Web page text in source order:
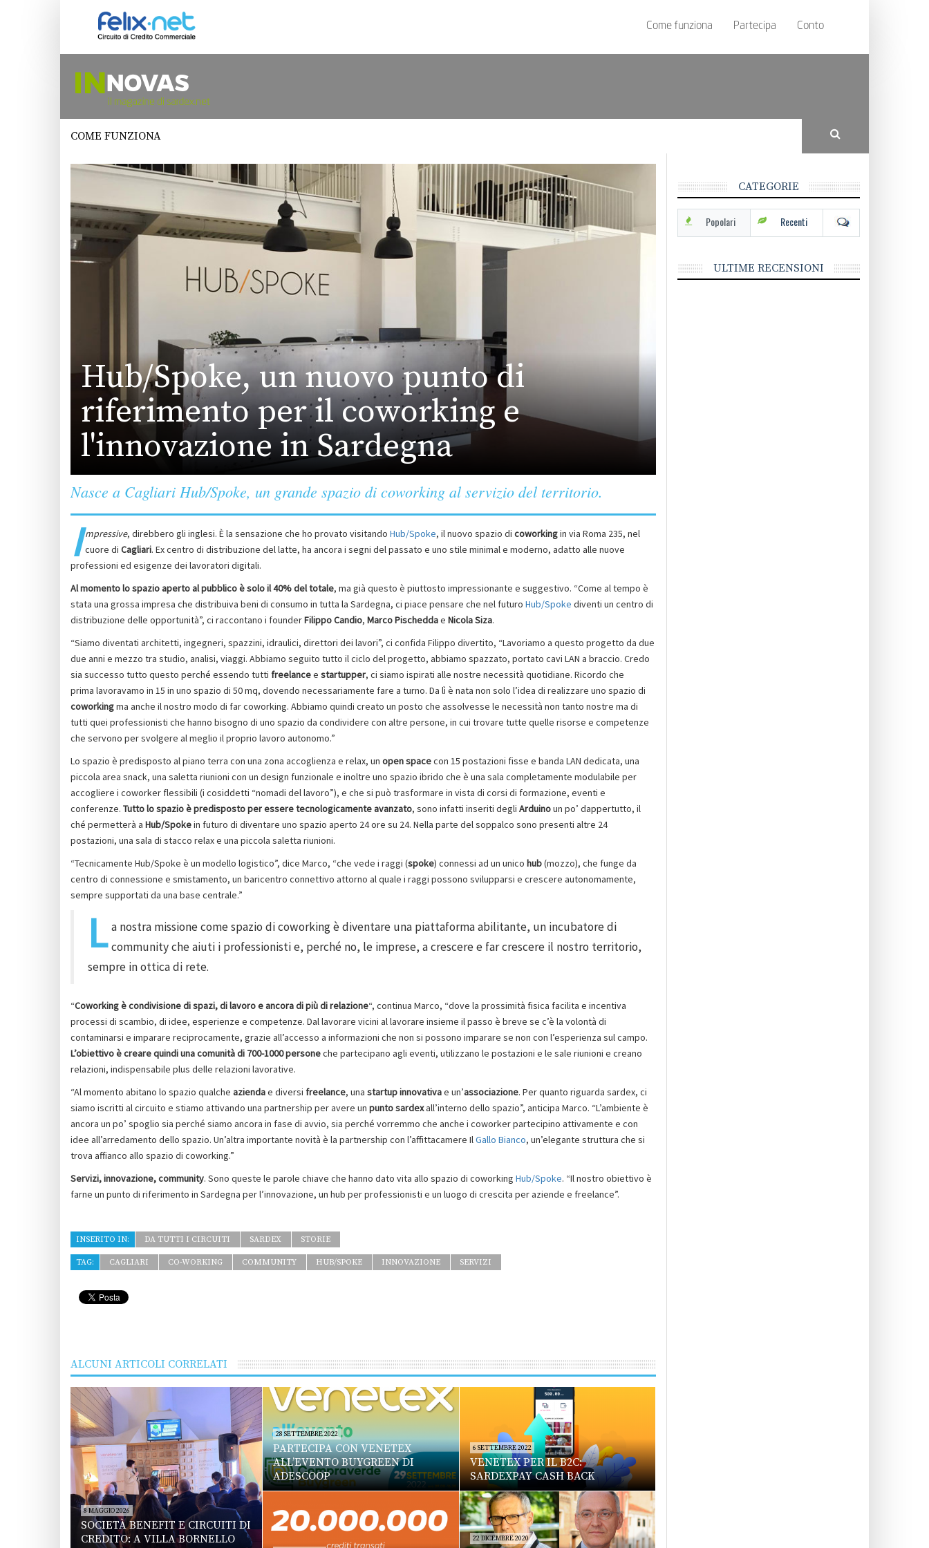
Come funziona Partecipa Conto
COME FUNZIONA
Hub/Spoke, un nuovo punto di
riferimento per il coworking e
l'innovazione in Sardegna
Nasce a Cagliari Hub/Spoke, un grande spazio di coworking al servizio del territorio.
I mpressive, direbbero gli inglesi. È la sensazione che ho provato visitando Hub/Spoke, il nuovo spazio di coworkingin via Roma 235, nel
cuore di Cagliari. Ex centro di distribuzione del latte, ha ancora i segni del passato e uno stile minimal e moderno, adatto alle nuove
professioni ed esigenze dei lavoratori digitali.
Al momento lo spazio aperto al pubblico è solo il 40% del totale, ma già questo è piuttosto impressionante e suggestivo. “Come al tempo è
stata una grossa impresa che distribuiva beni di consumo in tutta la Sardegna, ci piace pensare che nel futuro Hub/Spoke diventi un centro di
distribuzione delle opportunità”, ci raccontano i founderFilippo Candio, Marco Pischeddae Nicola Siza.
“Siamo diventati architetti, ingegneri, spazzini, idraulici, direttori dei lavori”, ci confida Filippo divertito, “Lavoriamo a questo progetto da due
due anni e mezzo tra studio, analisi, viaggi. Abbiamo seguito tutto il ciclo del progetto, abbiamo spazzato, portato cavi LAN a braccio. Credo
sia successo tutto questo perché essendo tutti freelancee startupper, ci siamo ispirati alle nostre necessità quotidiane. Ricordo che
prima lavoravamo in 15 in uno spazio di 50 mq, dovendo necessariamente fare a turno. Da lì è nata non solo l’idea di realizzare uno spazio di
coworkingma anche il nostro modo di far coworking. Abbiamo quindi creato un posto che assolvesse le necessità non tanto nostre ma di
tutti quei professionisti che hanno bisogno di uno spazio da condividere con altre persone, in cui trovare tutte quelle risorse e competenze
che servono per svolgere al meglio il proprio lavoro autonomo.”
Lo spazio è predisposto al piano terra con una zona accoglienza e relax, un open spacecon 15 postazioni fisse e banda LAN dedicata, una
piccola area snack, una saletta riunioni con un design funzionale e inoltre uno spazio ibrido che è una sala completamente modulabile per
accogliere i coworker flessibili (i cosiddetti “nomadi del lavoro”), e che si può trasformare in vista di corsi di formazione, eventi e
conferenze. Tutto lo spazio è predisposto per essere tecnologicamente avanzato, sono infatti inseriti degli Arduinoun po’ dappertutto, il
ché permetterà a Hub/Spokein futuro di diventare uno spazio aperto 24 ore su 24. Nella parte del soppalco sono presenti altre 24
postazioni, una sala di stacco relax e una piccola saletta riunioni.
“Tecnicamente Hub/Spoke è un modello logistico”, dice Marco, “che vede i raggi (spoke) connessi ad un unico hub(mozzo), che funge da
centro di connessione e smistamento, un baricentro connettivo attorno al quale i raggi possono svilupparsi e crescere autonomamente,
sempre supportati da una base centrale.”
L a nostra missione come spazio di coworking è diventare una piattaforma abilitante, un incubatore di
community che aiuti i professionisti e, perché no, le imprese, a crescere e far crescere il nostro territorio,
sempre in ottica di rete.
“Coworking è condivisione di spazi, di lavoro e ancora di più di relazione“, continua Marco, “dove la prossimità fisica facilita e incentiva
processi di scambio, di idee, esperienze e competenze. Dal lavorare vicini al lavorare insieme il passo è breve se c’è la volontà di
contaminarsi e imparare reciprocamente, grazie all’accesso a informazioni che non si possono imparare se non con l’esperienza sul campo.
L’obiettivo è creare quindi una comunità di 700-1000 personeche partecipano agli eventi, utilizzano le postazioni e le sale riunioni e creano
relazioni, indispensabile plus delle relazioni lavorative.
“Al momento abitano lo spazio qualche aziendae diversi freelance, una startup innovativae un’associazione. Per quanto riguarda sardex, ci
siamo iscritti al circuito e stiamo attivando una partnership per avere un punto sardexall’interno dello spazio”, anticipa Marco. “L’ambiente è
ancora un po’ spoglio sia perché siamo ancora in fase di avvio, sia perché vorremmo che anche i coworker partecipino attivamente e con
idee all’arredamento dello spazio. Un’altra importante novità è la partnership con l’affittacamere IlGallo Bianco, un’elegante struttura che si
trova affianco allo spazio di coworking.”
Servizi, innovazione, community. Sono queste le parole chiave che hanno dato vita allo spazio di coworking Hub/Spoke. “Il nostro obiettivo è
farne un punto di riferimento in Sardegna per l’innovazione, un hub per professionisti e un luogo di crescita per aziende e freelance”.
INSERITO IN: DA TUTTI I CIRCUITI SARDEX STORIE
TAG: CAGLIARI CO-WORKING COMMUNITY HUB/SPOKE INNOVAZIONE SERVIZI
ALCUNI ARTICOLI CORRELATI
8 MAGGIO 2026
SOCIETÀ BENEFIT E CIRCUITI DI
CREDITO: A VILLA BORNELLO
28 SETTEMBRE 2022
PARTECIPA CON VENETEX
ALL’EVENTO BUYGREEN DI
ADESCOOP
6 SETTEMBRE 2022
VENETEX PER IL B2C:
SARDEXPAY CASH BACK
22 DICEMBRE 2020
CATEGORIE
Popolari Recenti
ULTIME RECENSIONI